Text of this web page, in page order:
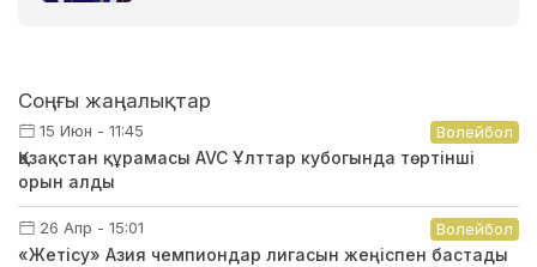
Соңғы жаңалықтар
15 Июн - 11:45 Волейбол
Қазақстан құрамасы AVC Ұлттар кубогында төртінші
орын алды
26 Апр - 15:01 Волейбол
«Жетісу» Азия чемпиондар лигасын жеңіспен бастады